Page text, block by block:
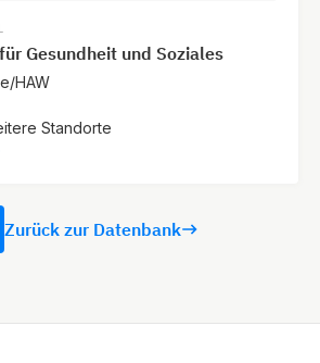
25-27
107
Gesundheit und Soziales
HAW
Standorte
Zurück zur Datenbank